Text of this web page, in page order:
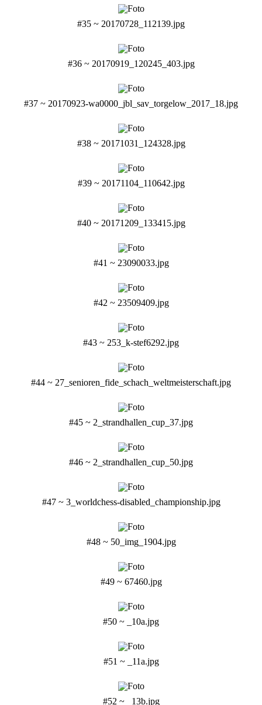
#35 ~ 20170728_112139.jpg
#36 ~ 20170919_120245_403.jpg
#37 ~ 20170923-wa0000_jbl_sav_torgelow_2017_18.jpg
#38 ~ 20171031_124328.jpg
#39 ~ 20171104_110642.jpg
#40 ~ 20171209_133415.jpg
#41 ~ 23090033.jpg
#42 ~ 23509409.jpg
#43 ~ 253_k-stef6292.jpg
#44 ~ 27_senioren_fide_schach_weltmeisterschaft.jpg
#45 ~ 2_strandhallen_cup_37.jpg
#46 ~ 2_strandhallen_cup_50.jpg
#47 ~ 3_worldchess-disabled_championship.jpg
#48 ~ 50_img_1904.jpg
#49 ~ 67460.jpg
#50 ~ _10a.jpg
#51 ~ _11a.jpg
#52 ~ _13b.jpg